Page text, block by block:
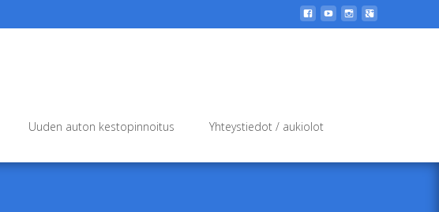
Uuden auton kestopinnoitus Yhteystiedot / aukiolot